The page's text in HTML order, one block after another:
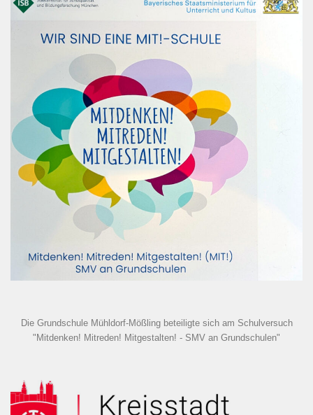
Die Grundschule Mühldorf-Mößling beteiligte sich am Schulversuch
"Mitdenken! Mitreden! Mitgestalten! - SMV an Grundschulen"